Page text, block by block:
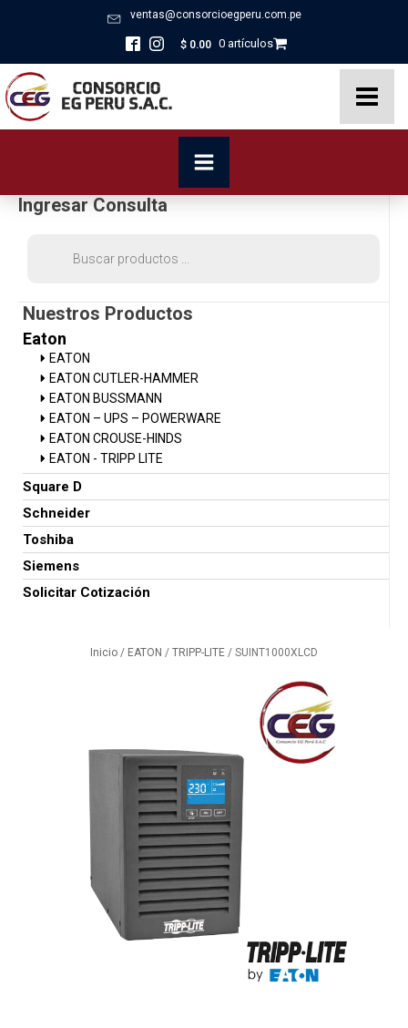
ventas@consorcioegperu.com.pe
$ 0.00 0 artículos
Ingresar Consulta
Nuestros Productos
Eaton
EATON
EATON CUTLER-HAMMER
EATON BUSSMANN
EATON – UPS – POWERWARE
EATON CROUSE-HINDS
EATON - TRIPP LITE
Square D
Schneider
Toshiba
Siemens
Solicitar Cotización
Inicio / EATON / TRIPP-LITE / SUINT1000XLCD